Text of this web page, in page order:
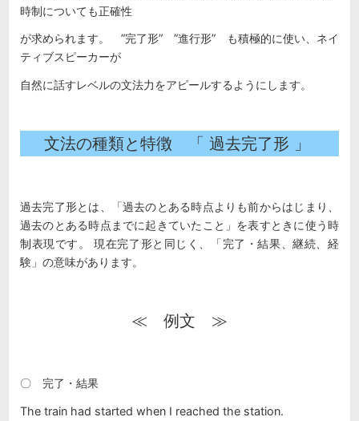
時制についても正確性
が求められます。 ”完了形” ”進行形” も積極的に使い、ネイ
ティブスピーカーが
自然に話すレベルの文法力をアピールするようにします。
文法の種類と特徴 「 過去完了形 」
過去完了形とは、「過去のとある時点よりも前からはじまり、
過去のとある時点までに起きていたこと」を表すときに使う時
制表現です。 現在完了形と同じく、「完了・結果、継続、経
験」の意味があります。
≪ 例文 ≫
〇 完了・結果
The train had started when I reached the station.